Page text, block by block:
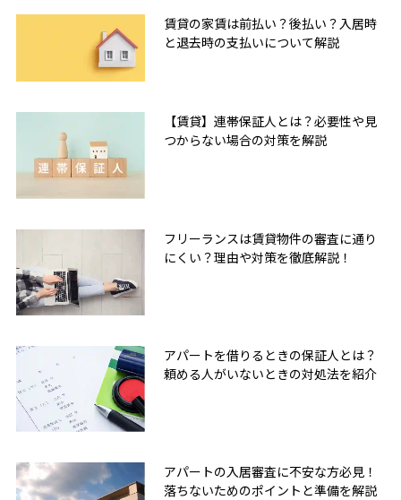
賃貸の家賃は前払い？後払い？入居時
と退去時の支払いについて解説
【賃貸】連帯保証人とは？必要性や見
つからない場合の対策を解説
フリーランスは賃貸物件の審査に通り
にくい？理由や対策を徹底解説！
アパートを借りるときの保証人とは？
頼める人がいないときの対処法を紹介
アパートの入居審査に不安な方必見！
落ちないためのポイントと準備を解説